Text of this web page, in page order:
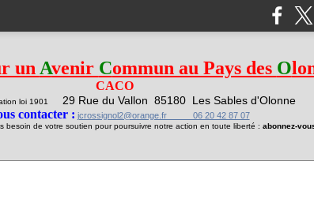
un Avenir Commun au Pays des O
CACO
loi 1901 29 Rue du Vallon 85180 Les Sables d'Olonne
contacter : jcrossignol2@orange.fr 06 20 42 87 07
besoin de votre soutien pour poursuivre notre action en toute liberté : abonnez-